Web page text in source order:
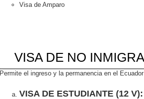
Visa de Amparo
VISA DE NO
Permite el ingreso y la permanencia en el
VISA DE ESTUDIANTE (12 V):